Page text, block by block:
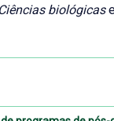
Ciências biológicas